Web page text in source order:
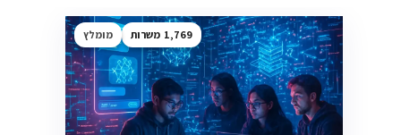
1,769 מומלץ